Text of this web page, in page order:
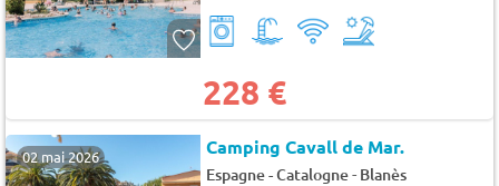
228 €
02 mai 2026 Camping Cavall de Mar.
Espagne - Catalogne- Blanès